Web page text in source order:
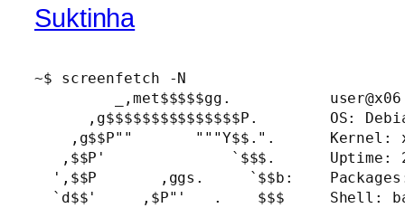
Suktinha
~$ screenfetch -N
         _,met$$$$$gg.           user@x06
,g$$$$$$$$$$$$$$$P.        OS:
,g$$P""       """Y$$.".      Kernel:
,$$P'              `$$$.      Uptime:
',$$P       ,ggs.     `$$b:
`d$$'     ,$P"'   .    $$$     Shell: